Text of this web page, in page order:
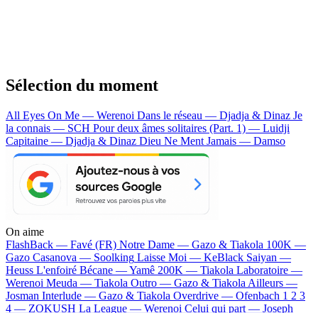
Sélection du moment
All Eyes On Me — Werenoi Dans le réseau — Djadja & Dinaz Je
la connais — SCH Pour deux âmes solitaires (Part. 1) — Luidji
Capitaine — Djadja & Dinaz Dieu Ne Ment Jamais — Damso
On aime
FlashBack — Favé (FR) Notre Dame — Gazo & Tiakola 100K —
Gazo Casanova — Soolking Laisse Moi — KeBlack Saiyan —
Heuss L'enfoiré Bécane —Yamê 200K — Tiakola Laboratoire —
Werenoi Meuda — Tiakola Outro — Gazo & Tiakola Ailleurs —
Josman Interlude — Gazo & Tiakola Overdrive — Ofenbach 1 2 3
4 — ZOKUSH La League — Werenoi Celui qui part — Joseph